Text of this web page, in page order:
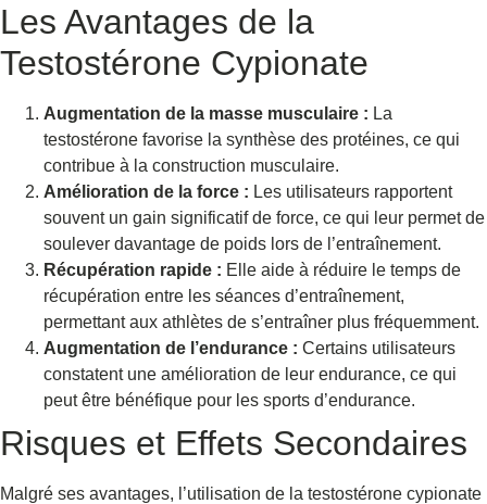
Les Avantages de la
Testostérone Cypionate
Augmentation de la masse musculaire : La
testostérone favorise la synthèse des protéines, ce qui
contribue à la construction musculaire.
Amélioration de la force : Les utilisateurs rapportent
souvent un gain significatif de force, ce qui leur permet de
soulever davantage de poids lors de l’entraînement.
Récupération rapide : Elle aide à réduire le temps de
récupération entre les séances d’entraînement,
permettant aux athlètes de s’entraîner plus fréquemment.
Augmentation de l’endurance : Certains utilisateurs
constatent une amélioration de leur endurance, ce qui
peut être bénéfique pour les sports d’endurance.
Risques et Effets Secondaires
Malgré ses avantages, l’utilisation de la testostérone cypionate